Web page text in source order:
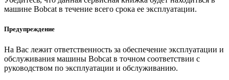
машине Bobcat в течение всего срока ее эксплуатации.
Предупреждение
На Вас лежит ответственность за обеспечение эксплуатации и
обслуживания машины Bobcat в точном соответствии с
руководством по эксплуатации и обслуживанию.